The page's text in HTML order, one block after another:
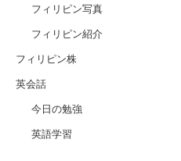
フィリピン写真
フィリピン紹介
フィリピン株
英会話
今日の勉強
英語学習